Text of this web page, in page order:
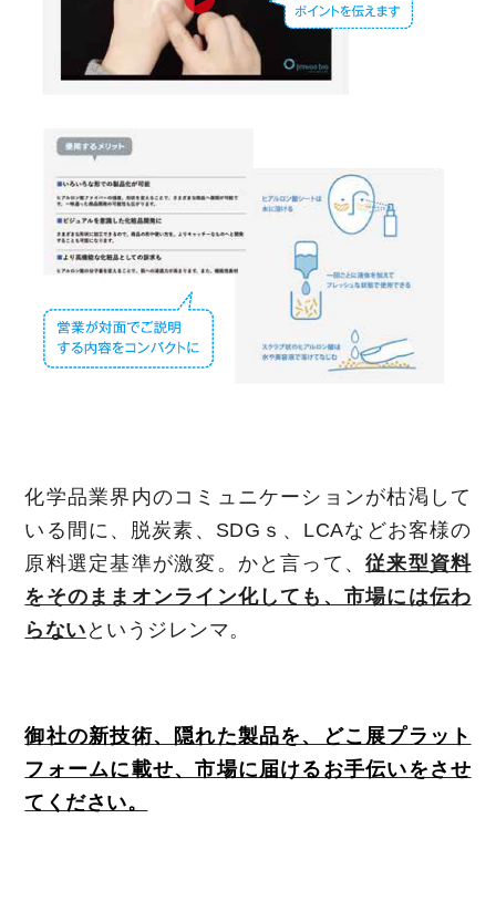
化学品業界内のコミュニケーションが枯渇して
いる間に、脱炭素、SDGｓ、LCAなどお客様の
原料選定基準が激変。かと言って、従来型資料
をそのままオンライン化しても、市場には伝わ
らない というジレンマ。
御社の新技術、隠れた製品を、どこ展プラット
フォームに載せ、市場に届けるお手伝いをさせ
てください。